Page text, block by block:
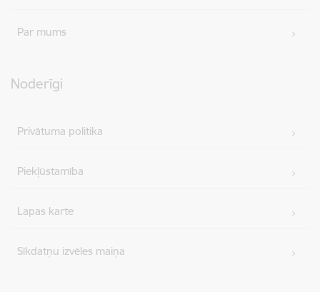
Par mums
Noderīgi
Privātuma politika
Piekļūstamība
Lapas karte
Sīkdatņu izvēles maiņa